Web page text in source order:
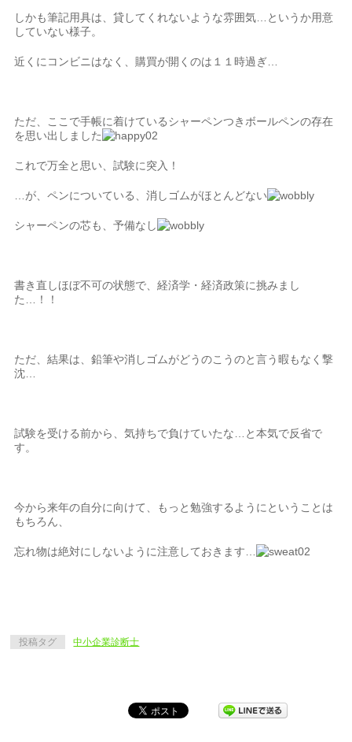
しかも筆記用具は、貸してくれないような雰囲気…というか用意
していない様子。
近くにコンビニはなく、購買が開くのは１１時過ぎ…
ただ、ここで手帳に着けているシャーペンつきボールペンの存在
を思い出しました
これで万全と思い、試験に突入！
…が、ペンについている、消しゴムがほとんどない
シャーペンの芯も、予備なし
書き直しほぼ不可の状態で、経済学・経済政策に挑みまし
た…！！
ただ、結果は、鉛筆や消しゴムがどうのこうのと言う暇もなく撃
沈…
試験を受ける前から、気持ちで負けていたな…と本気で反省で
す。
今から来年の自分に向けて、もっと勉強するようにということは
もちろん、
忘れ物は絶対にしないように注意しておきます…
投稿タグ 中小企業診断士